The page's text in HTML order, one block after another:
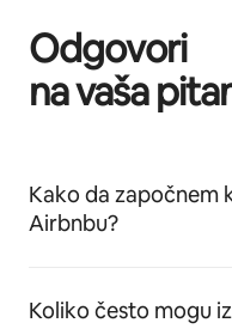
Odgovori
na vaša
Kako da započnem
Airbnbu?
Koliko često mogu